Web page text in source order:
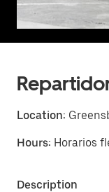
Location:
Hours: Horarios
Description